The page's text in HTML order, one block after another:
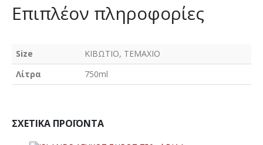
Επιπλέον πληροφορίες
Size
ΚΙΒΩΤΙΟ, ΤΕΜΑΧΙΟ
Λίτρα
750ml
ΣΧΕΤΙΚΆ ΠΡΟΪΌΝΤΑ